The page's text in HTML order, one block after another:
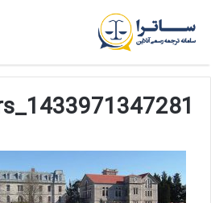
1433971347281_rs